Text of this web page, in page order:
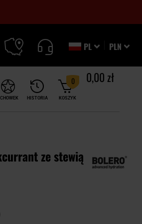
PLN
PL
HISTORIA KOSZYK
0 0,00 zł
ze stewią